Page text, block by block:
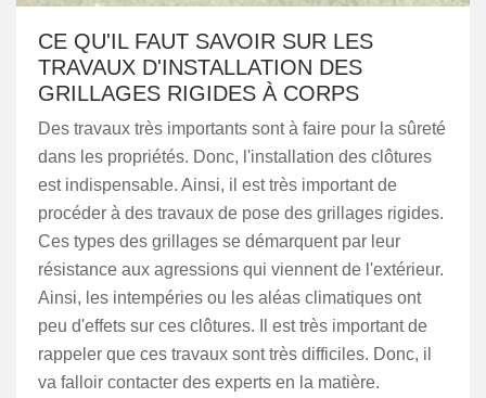
CE QU'IL FAUT SAVOIR SUR LES
TRAVAUX D'INSTALLATION DES
GRILLAGES RIGIDES À CORPS
Des travaux très importants sont à faire pour la sûreté
dans les propriétés. Donc, l'installation des clôtures
est indispensable. Ainsi, il est très important de
procéder à des travaux de pose des grillages rigides.
Ces types des grillages se démarquent par leur
résistance aux agressions qui viennent de l'extérieur.
Ainsi, les intempéries ou les aléas climatiques ont
peu d'effets sur ces clôtures. Il est très important de
rappeler que ces travaux sont très difficiles. Donc, il
va falloir contacter des experts en la matière.